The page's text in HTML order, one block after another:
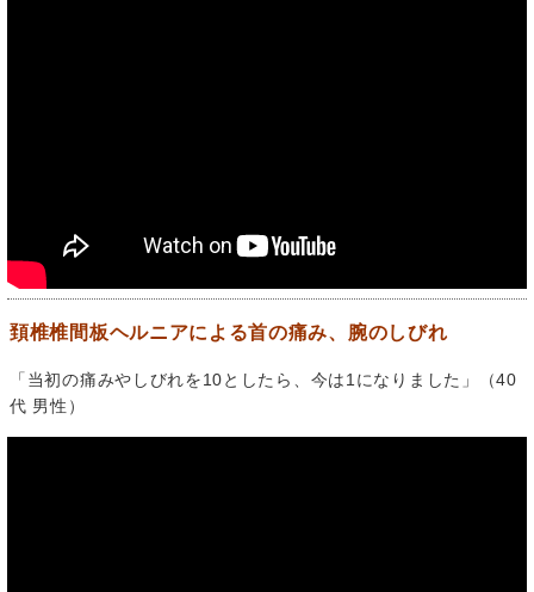
頚椎椎間板ヘルニアによる首の痛み、腕のしびれ
「当初の痛みやしびれを10としたら、今は1になりました」（40
代 男性）